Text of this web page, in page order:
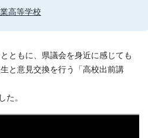
高等学校
ともに、県議会を身近に感じても
と意見交換を行う「高校出前講
た。